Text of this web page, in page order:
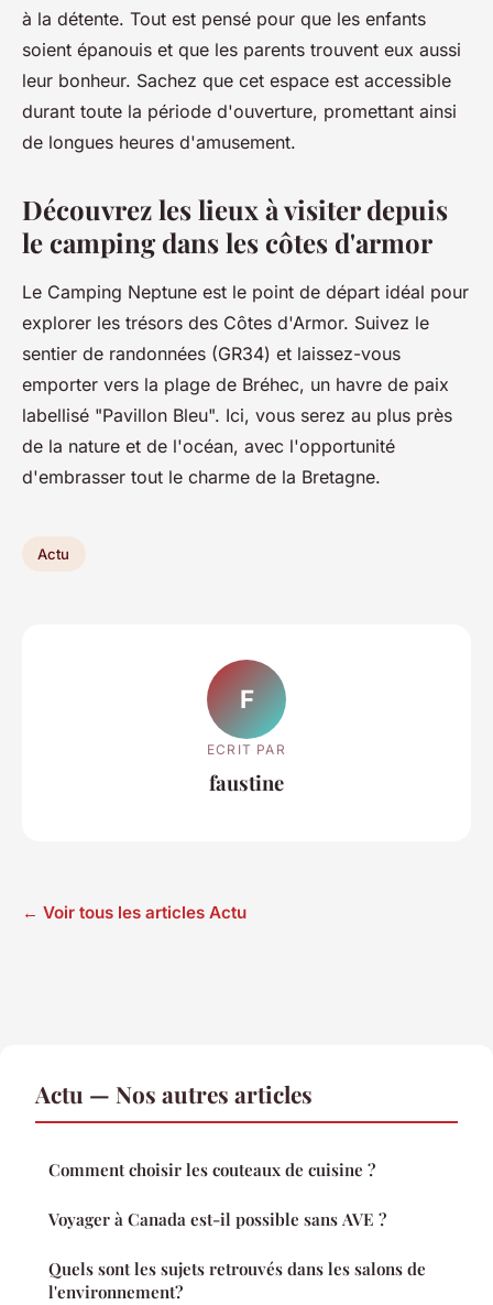
à la détente. Tout est pensé pour que les enfants
soient épanouis et que les parents trouvent eux aussi
leur bonheur. Sachez que cet espace est accessible
durant toute la période d'ouverture, promettant ainsi
de longues heures d'amusement.
Découvrez les lieux à visiter depuis
le camping dans les côtes d'armor
Le Camping Neptune est le point de départ idéal pour
explorer les trésors des Côtes d'Armor. Suivez le
sentier de randonnées (GR34) et laissez-vous
emporter vers la plage de Bréhec, un havre de paix
labellisé "Pavillon Bleu". Ici, vous serez au plus près
de la nature et de l'océan, avec l'opportunité
d'embrasser tout le charme de la Bretagne.
Actu
F
ECRIT PAR
faustine
← Voir tous les articles Actu
Actu — Nos autres articles
Comment choisir les couteaux de cuisine ?
Voyager à Canada est-il possible sans AVE ?
Quels sont les sujets retrouvés dans les salons de
l'environnement?